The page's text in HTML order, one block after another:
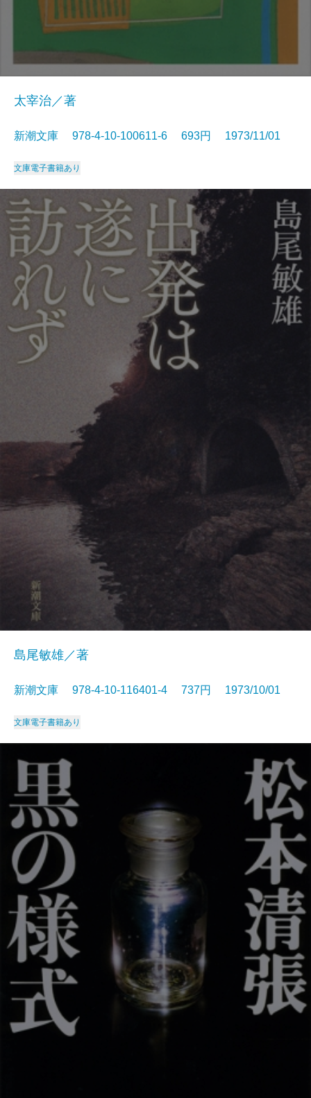
太宰治／著
新潮文庫 978-4-10-100611-6 693円 1973/11/01
文庫電子書籍あり
島尾敏雄／著
新潮文庫 978-4-10-116401-4 737円 1973/10/01
文庫電子書籍あり